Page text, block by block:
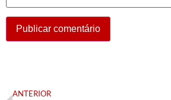
ANTERIOR